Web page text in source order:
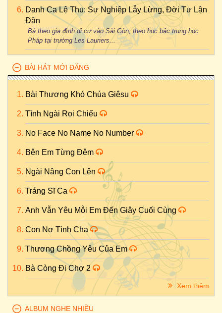
Danh Ca Lệ Thu: Sự Nghiệp Lẫy Lừng, Đời Tư Lận
Đận
Bà theo gia đình di cư vào Sài Gòn, theo học bậc trung học
Pháp tại trường Les Lauriers...
BÀI HÁT MỚI ĐĂNG
Bài Thương Khó Chúa Giêsu
Tình Ngài Rọi Chiếu
No Face No Name No Number
Bên Em Từng Đêm
Ngài Nâng Con Lên
Tráng Sĩ Ca
Anh Vẫn Yêu Mỗi Em Đến Giây Cuối Cùng
Con Nợ Tình Cha
Thương Chồng Yêu Của Em
Bà Còng Đi Chợ 2
Xem thêm
ALBUM NGHE NHIỀU